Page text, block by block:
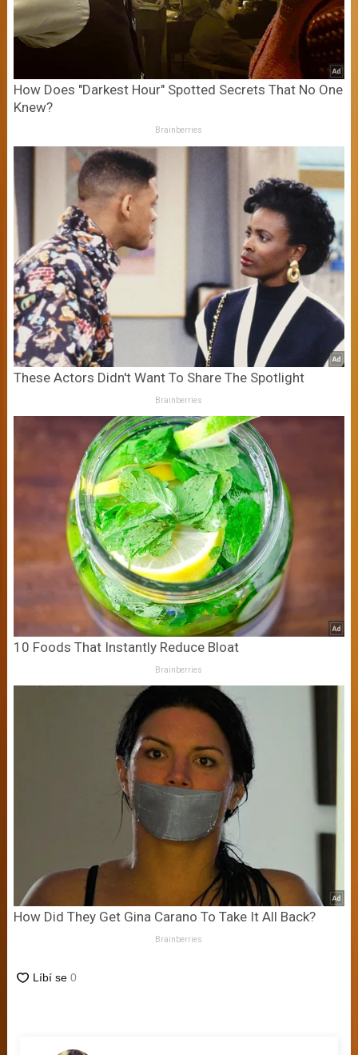
How Does "Darkest Hour" Spotted Secrets That No One
Knew?
Brainberries
These Actors Didn't Want To Share The Spotlight
Brainberries
10 Foods That Instantly Reduce Bloat
Brainberries
How Did They Get Gina Carano To Take It All Back?
Brainberries